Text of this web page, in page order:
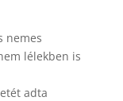
nemes
lélekben is
adta